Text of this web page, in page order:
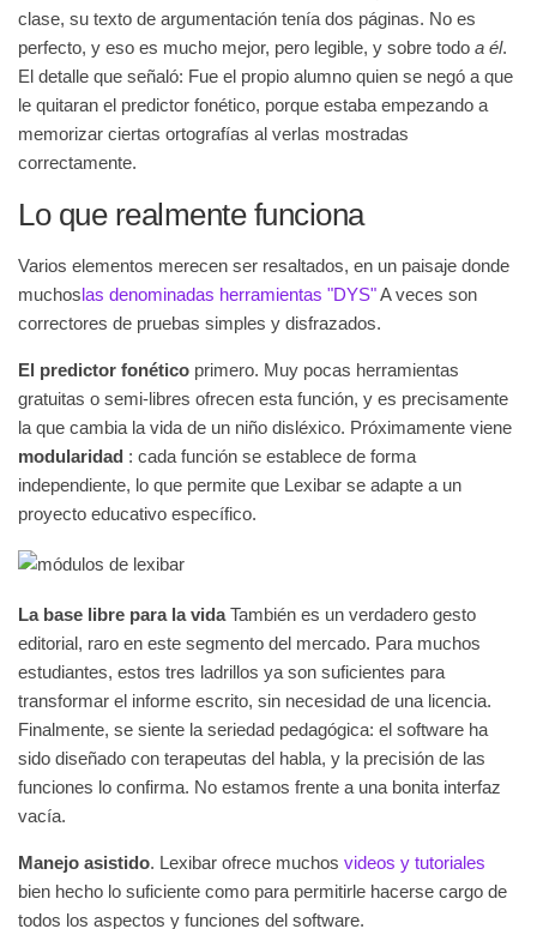
clase, su texto de argumentación tenía dos páginas. No es
perfecto, y eso es mucho mejor, pero legible, y sobre todo a él.
El detalle que señaló: Fue el propio alumno quien se negó a que
le quitaran el predictor fonético, porque estaba empezando a
memorizar ciertas ortografías al verlas mostradas
correctamente.
Lo que realmente funciona
Varios elementos merecen ser resaltados, en un paisaje donde
muchoslas denominadas herramientas "DYS"A veces son
correctores de pruebas simples y disfrazados.
El predictor fonético primero. Muy pocas herramientas
gratuitas o semi-libres ofrecen esta función, y es precisamente
la que cambia la vida de un niño disléxico. Próximamente viene
modularidad : cada función se establece de forma
independiente, lo que permite que Lexibar se adapte a un
proyecto educativo específico.
La base libre para la vidaTambién es un verdadero gesto
editorial, raro en este segmento del mercado. Para muchos
estudiantes, estos tres ladrillos ya son suficientes para
transformar el informe escrito, sin necesidad de una licencia.
Finalmente, se siente la seriedad pedagógica: el software ha
sido diseñado con terapeutas del habla, y la precisión de las
funciones lo confirma. No estamos frente a una bonita interfaz
vacía.
Manejo asistido. Lexibar ofrece muchos videos y tutoriales
bien hecho lo suficiente como para permitirle hacerse cargo de
todos los aspectos y funciones del software.